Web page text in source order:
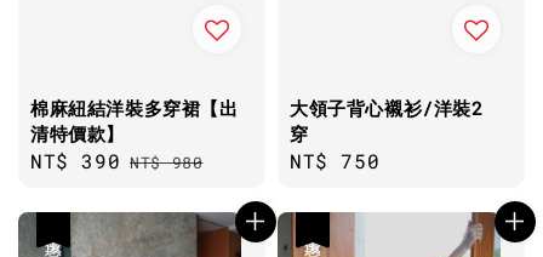
棉麻紐結洋裝多穿裙【出
清特價款】
Sale
NT$ 390 Regular
NT$ 980
大領子背心襯衫/洋裝2
穿
Regular
NT$ 750